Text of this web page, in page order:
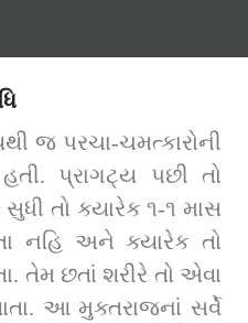
જ પરચા-ચમત્કારોની
પ્રાગટ્ય પછી તો
તો ક્યારેક ૧-૧ માસ
નહિ અને ક્યારેક તો
તેમ છતાં શરીરે તો એવા
આ મુક્તરાજનાં સર્વે